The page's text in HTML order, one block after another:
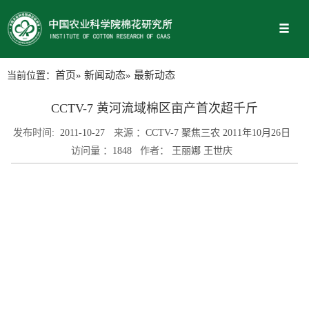
当前位置： 首页» 新闻动态» 最新动态
CCTV-7 黄河流域棉区亩产首次超千斤
发布时间: 2011-10-27 来源 ： CCTV-7 聚焦三农 2011年10月26日
访问量 ： 1848 作者： 王丽娜 王世庆